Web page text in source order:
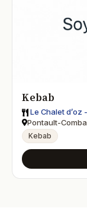
Kebab
Le Chalet d’oz
Pontault-
Kebab